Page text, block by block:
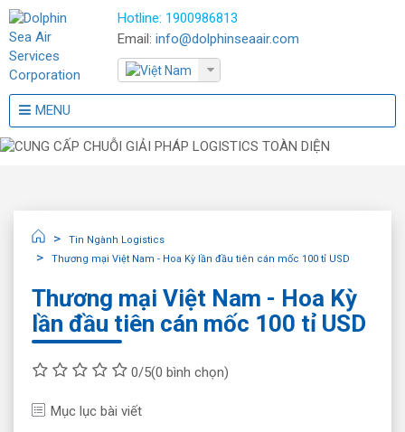
Hotline: 1900986813
Email: info@dolphinseaair.com
MENU
Tin Ngành Logistics
Thương mại Việt Nam - Hoa Kỳ lần đầu tiên cán mốc 100 tỉ USD
Thương mại Việt Nam - Hoa Kỳ
lần đầu tiên cán mốc 100 tỉ USD
0/5(0 bình chọn)
Mục lục bài viết